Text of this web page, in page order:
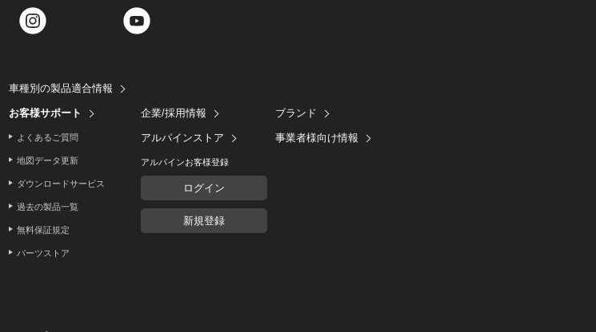
Facebook Twitter
車種別の製品適合情報
お客様サポート
よくあるご質問
地図データ更新
ダウンロードサービス
過去の製品一覧
無料保証規定
パーツストア
企業/採用情報
アルパインストア
アルパインお客様登録
ログイン
新規登録
ブランド
事業者様向け情報